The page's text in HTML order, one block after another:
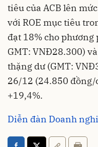
tiêu của ACB lên
với ROE mục tiêu
đạt 18% cho phương
GMT: VNĐ28.300)
thặng dư (GMT:
26/12 (24.850
+19,4%.
Diễn đàn Doanh